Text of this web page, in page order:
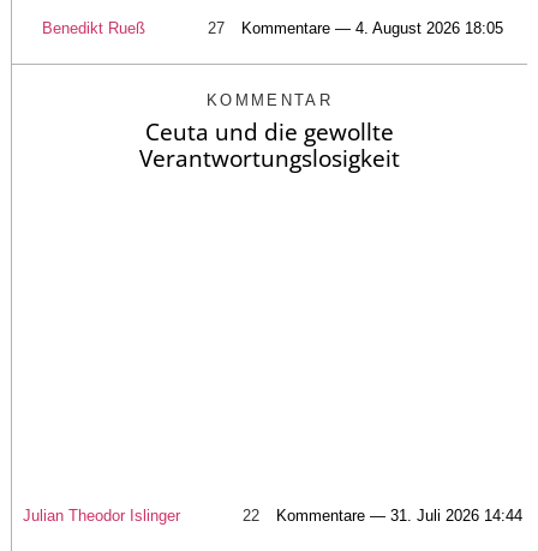
Benedikt Rueß 27 Kommentare — 4. August 2026 18:05
KOMMENTAR
Ceuta und die gewollte
Verantwortungslosigkeit
Julian Theodor Islinger 22 Kommentare — 31. Juli 2026 14:44